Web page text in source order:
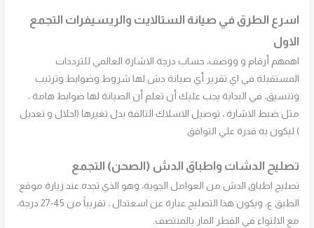
اسرع الطرق في صيانة الستالايت والريسيفرات التجمع
الاول
اهمهم أرقام و ووصف، حساب درجة الاشارة العالمي للترددات
المستقبلة في اي تقرير أي صيانة دش لها شروط وضوابط وترتيب
وتنسيق، في البداية يجب عليك أن تعلم أن الصيانة لها ضوابط هامة ،
مثل ضبط الاشارة ، توصيل الاسلاك التالفة بدل تغيرها (احلال و تعديل
) ليكون به قدرة علي التوافق
تصليح الدشات واطباق الدش (الصحن) التجمع
تصليح اطباق الدش من العوامل الجوية، وهو الذي تجده عند زيارة موقع
الطبق ع، ويكون هذا التصليح عبارة عن اسعتدال ، تقريباً من 45-27 درجة،
مع الالتواء في القطر المار بالمنتصف.